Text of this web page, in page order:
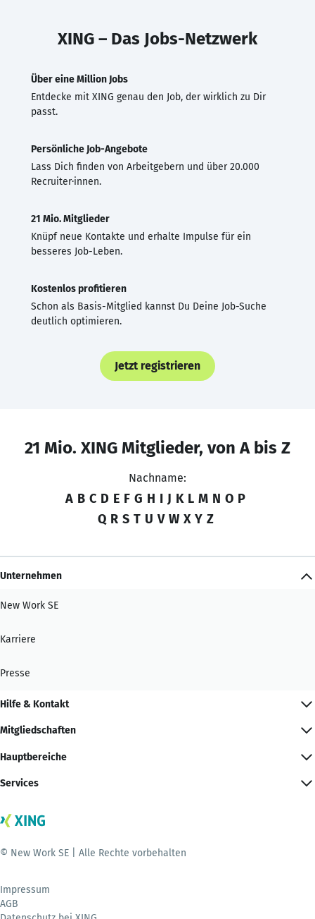
XING – Das Jobs-Netzwerk
Über eine Million Jobs
Entdecke mit XING genau den Job, der wirklich zu Dir
passt.
Persönliche Job-Angebote
Lass Dich finden von Arbeitgebern und über 20.000
Recruiter·innen.
21 Mio. Mitglieder
Knüpf neue Kontakte und erhalte Impulse für ein
besseres Job-Leben.
Kostenlos profitieren
Schon als Basis-Mitglied kannst Du Deine Job-Suche
deutlich optimieren.
Jetzt registrieren
21 Mio. XING Mitglieder, von A bis Z
Nachname:
A B C D E F G H I J K L M N O P
Q R S T U V W X Y Z
Unternehmen
New Work SE
Karriere
Presse
Hilfe & Kontakt
Mitgliedschaften
Hauptbereiche
Services
© New Work SE | Alle Rechte vorbehalten
Impressum
AGB